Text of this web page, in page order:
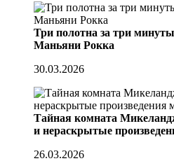
Три полотна за три
Маньяни Рокка
30.03.2026
Тайная комната
и нераскрытые
26.03.2026